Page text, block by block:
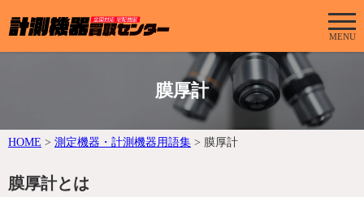
MENU
膜厚計
HOME > 測定機器・計測機器用語集 > 膜厚計
膜厚計とは